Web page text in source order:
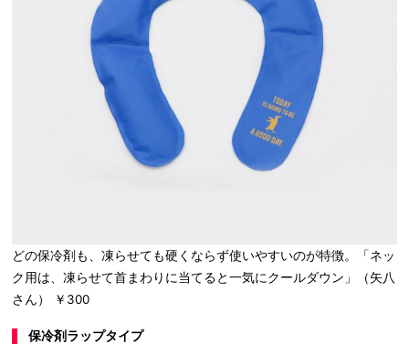
どの保冷剤も、凍らせても硬くならず使いやすいのが特徴。「ネッ
ク用は、凍らせて首まわりに当てると一気にクールダウン」（矢八
さん） ￥300
保冷剤ラップタイプ